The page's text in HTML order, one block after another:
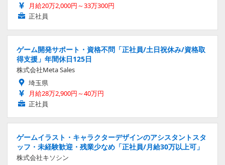
月給20万2,000円～33万300円
正社員
ゲーム開発サポート・資格不問「正社員/土日祝休み/資格取
得支援」年間休日125日
株式会社Meta Sales
埼玉県
月給28万2,900円～40万円
正社員
ゲームイラスト・キャラクターデザインのアシスタントスタ
ッフ・未経験歓迎・残業少なめ「正社員/月給30万以上可」
株式会社キソシン